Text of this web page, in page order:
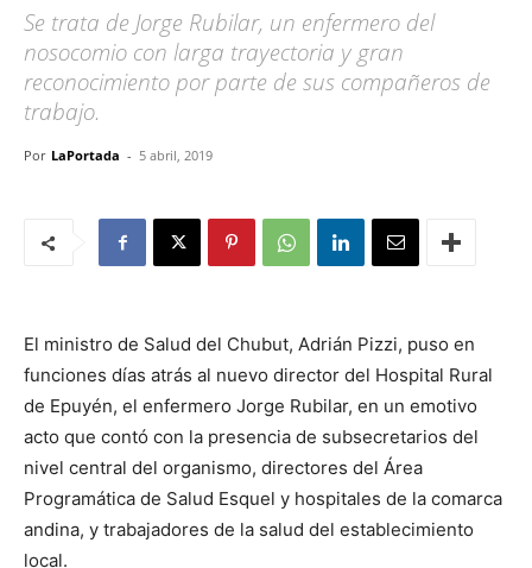
Se trata de Jorge Rubilar, un enfermero del
nosocomio con larga trayectoria y gran
reconocimiento por parte de sus compañeros de
trabajo.
Por LaPortada - 5 abril, 2019
El ministro de Salud del Chubut, Adrián Pizzi, puso en
funciones días atrás al nuevo director del Hospital Rural
de Epuyén, el enfermero Jorge Rubilar, en un emotivo
acto que contó con la presencia de subsecretarios del
nivel central del organismo, directores del Área
Programática de Salud Esquel y hospitales de la comarca
andina, y trabajadores de la salud del establecimiento
local.